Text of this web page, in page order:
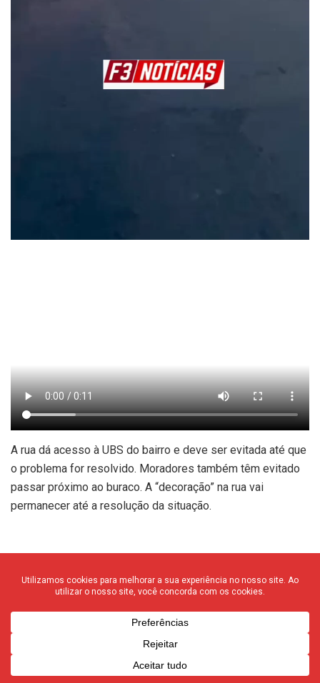
A rua dá acesso à UBS do bairro e deve ser evitada até que
o problema for resolvido. Moradores também têm evitado
passar próximo ao buraco. A “decoração” na rua vai
permanecer até a resolução da situação.